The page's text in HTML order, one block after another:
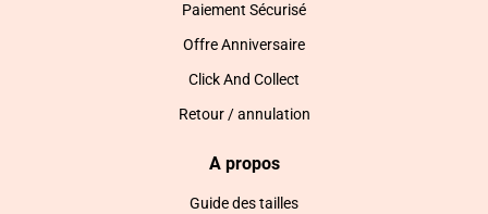
Paiement Sécurisé
Offre Anniversaire
Click And Collect
Retour / annulation
A propos
Guide des tailles